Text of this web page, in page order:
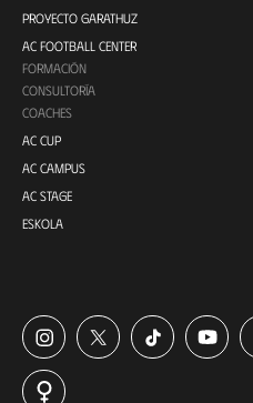
PROYECTO GARATHUZ
AC FOOTBALL CENTER
FORMACIÓN
CONSULTORÍA
COACHES
AC CUP
AC CAMPUS
AC STAGE
ESKOLA